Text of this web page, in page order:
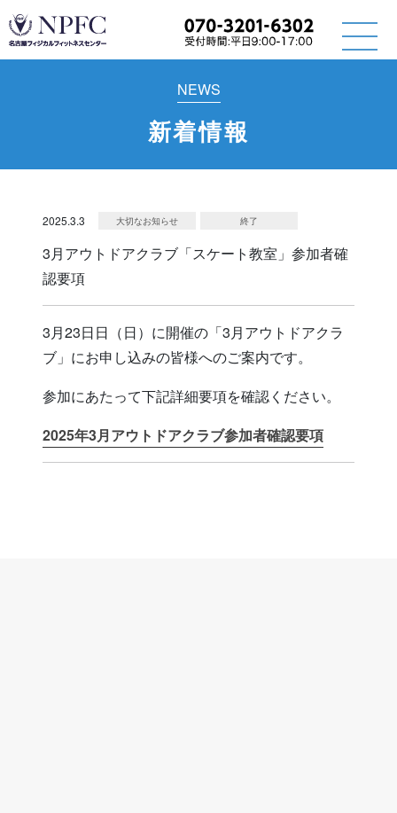
NEWS
新着情報
2025.3.3 大切なお知らせ 終了
3月アウトドアクラブ「スケート教室」参加者確
認要項
3月23日日（日）に開催の「3月アウトドアクラ
ブ」にお申し込みの皆様へのご案内です。
参加にあたって下記詳細要項を確認ください。
2025年3月アウトドアクラブ参加者確認要項